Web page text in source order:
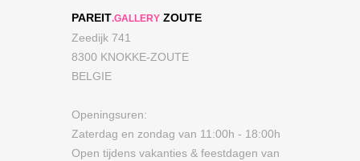
PAREIT.GALLERY ZOUTE
Zeedijk 741
8300 KNOKKE-ZOUTE
BELGIE
Openingsuren:
Zaterdag en zondag van 11:00h - 18:00h
Open tijdens vakanties & feestdagen van